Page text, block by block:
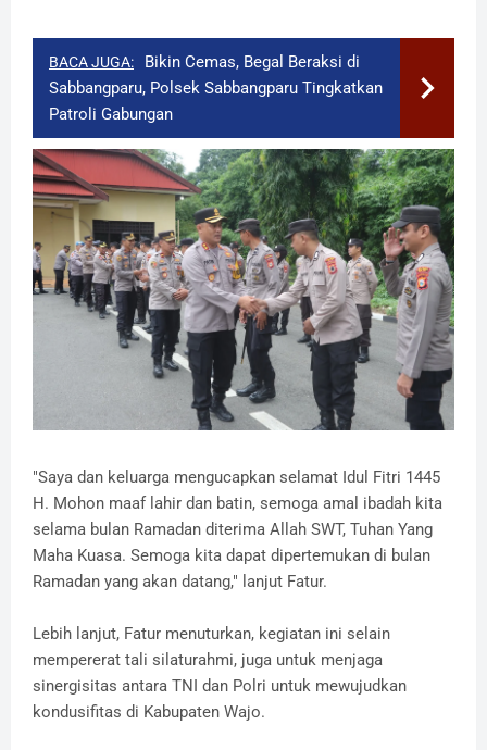
BACA JUGA:
Bikin Cemas, Begal Beraksi di
Sabbangparu, Polsek Sabbangparu Tingkatkan
Patroli Gabungan
"Saya dan keluarga mengucapkan selamat Idul Fitri 1445
H. Mohon maaf lahir dan batin, semoga amal ibadah kita
selama bulan Ramadan diterima Allah SWT, Tuhan Yang
Maha Kuasa. Semoga kita dapat dipertemukan di bulan
Ramadan yang akan datang," lanjut Fatur.
Lebih lanjut, Fatur menuturkan, kegiatan ini selain
mempererat tali silaturahmi, juga untuk menjaga
sinergisitas antara TNI dan Polri untuk mewujudkan
kondusifitas di Kabupaten Wajo.